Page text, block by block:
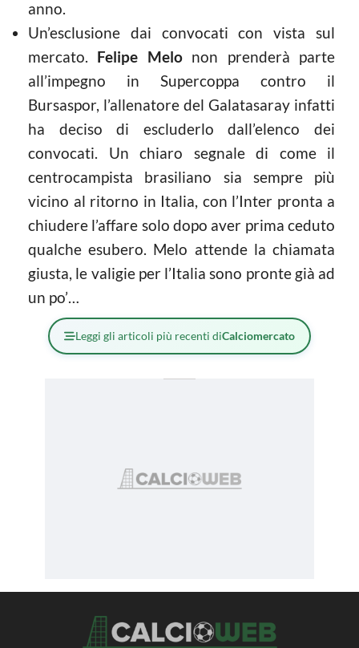
anno.
Un’esclusione dai convocati con vista sul
mercato. Felipe Melonon prenderà parte
all’impegno in Supercoppa contro il
Bursaspor, l’allenatore del Galatasaray infatti
ha deciso di escluderlo dall’elenco dei
convocati. Un chiaro segnale di come il
centrocampista brasiliano sia sempre più
vicino al ritorno in Italia, con l’Inter pronta a
chiudere l’affare solo dopo aver prima ceduto
qualche esubero. Melo attende la chiamata
giusta, le valigie per l’Italia sono pronte già ad
un po’…
Leggi gli articoli più recenti diCalciomercato